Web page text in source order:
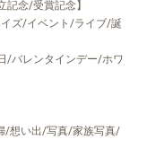
記念/受賞記念】
ズ/イベント/ライブ/誕
/バレンタインデー/ホワ
/想い出/写真/家族写真/